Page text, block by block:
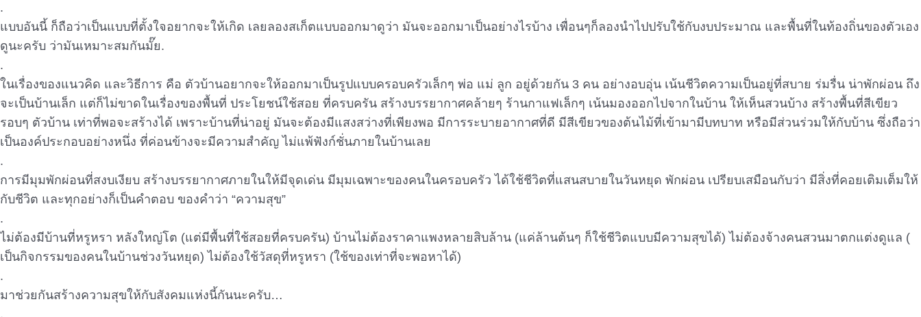
.
แบบอันนี้ ก็ถือว่าเป็นแบบที่ตั้งใจอยากจะให้เกิด เลยลองสเก็ตแบบออกมาดูว่า มันจะออกมาเป็นอย่างไรบ้าง เพื่อนๆก็ลองนำไปปรับใช้กับงบประมาณ และพื้นที่ในท้องถิ่นของตัวเอง
ดูนะครับ ว่ามันเหมาะสมกันมั๊ย.
.
ในเรื่องของแนวคิด และวิธีการ คือ ตัวบ้านอยากจะให้ออกมาเป็นรูปแบบครอบครัวเล็กๆ พ่อ แม่ ลูก อยู่ด้วยกัน 3 คน อย่างอบอุ่น เน้นชีวิตความเป็นอยู่ที่สบาย ร่มรื่น น่าพักผ่อน ถึง
จะเป็นบ้านเล็ก แต่ก็ไม่ขาดในเรื่องของพื้นที่ ประโยชน์ใช้สอย ที่ครบครัน สร้างบรรยากาศคล้ายๆ ร้านกาแฟเล็กๆ เน้นมองออกไปจากในบ้าน ให้เห็นสวนบ้าง สร้างพื้นที่สีเขียว
รอบๆ ตัวบ้าน เท่าที่พอจะสร้างได้ เพราะบ้านที่น่าอยู่ มันจะต้องมีแสงสว่างที่เพียงพอ มีการระบายอากาศที่ดี มีสีเขียวของต้นไม้ที่เข้ามามีบทบาท หรือมีส่วนร่วมให้กับบ้าน ซึ่งถือว่า
เป็นองค์ประกอบอย่างหนึ่ง ที่ค่อนข้างจะมีความสำคัญ ไม่แพ้ฟังก์ชั่นภายในบ้านเลย
.
การมีมุมพักผ่อนที่สงบเงียบ สร้างบรรยากาศภายในให้มีจุดเด่น มีมุมเฉพาะของคนในครอบครัว ได้ใช้ชีวิตที่แสนสบายในวันหยุด พักผ่อน เปรียบเสมือนกับว่า มีสิ่งที่คอยเติมเต็มให้
กับชีวิต และทุกอย่างก็เป็นคำตอบ ของคำว่า “ความสุข”
.
ไม่ต้องมีบ้านที่หรูหรา หลังใหญ่โต (แต่มีพื้นที่ใช้สอยที่ครบครัน) บ้านไม่ต้องราคาแพงหลายสิบล้าน (แค่ล้านต้นๆ ก็ใช้ชีวิตแบบมีความสุขได้) ไม่ต้องจ้างคนสวนมาตกแต่งดูแล (
เป็นกิจกรรมของคนในบ้านช่วงวันหยุด) ไม่ต้องใช้วัสดุที่หรูหรา (ใช้ของเท่าที่จะพอหาได้)
.
มาช่วยกันสร้างความสุขให้กับสังคมแห่งนี้กันนะครับ…
.